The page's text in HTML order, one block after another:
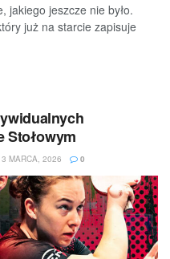
jakiego jeszcze nie było.
już na starcie zapisuje
Stołowym
MARCA, 2026 0